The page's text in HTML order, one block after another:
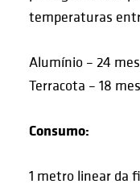
temperaturas
Alumínio – 24
Terracota – 18
Consumo:
1 metro linear da